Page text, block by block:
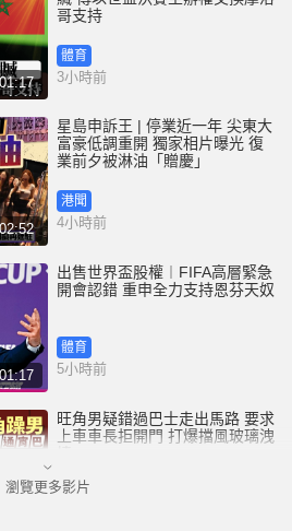
01:17
哥支持
體育
3小時前
02:52
星島申訴王 | 停業近一年 尖東大
富豪低調重開 獨家相片曝光 復
業前夕被淋油「贈慶」
港聞
4小時前
01:17
出售世界盃股權︱FIFA高層緊急
開會認錯 重申全力支持恩芬天奴
體育
5小時前
旺角男疑錯過巴士走出馬路 要求
上車車長拒開門 打爆擋風玻璃洩
港聞
瀏覽更多影片